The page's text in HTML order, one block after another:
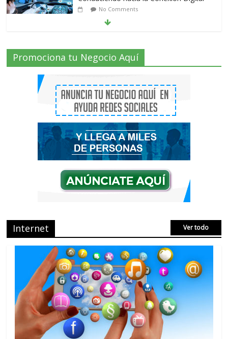
Radio Taxi Aljarafe tel 653404040 el
Servicio Esencial de Movilidad en Aljarafe
el Marketing de IEO
No Comments
AVISPEX PLUS FORTE correctamente
para proteger tu entorno
No Comments
Promociona tu Negocio Aquí
Internet Ver todo